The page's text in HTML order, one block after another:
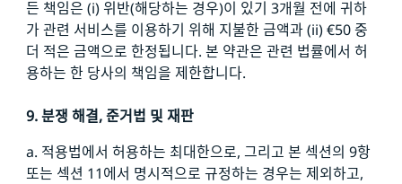
든 책임은 (i) 위반(해당하는 경우)이 있기 3개월 전에 귀하
가 관련 서비스를 이용하기 위해 지불한 금액과 (ii) €50 중
더 적은 금액으로 한정됩니다. 본 약관은 관련 법률에서 허
용하는 한 당사의 책임을 제한합니다.
9. 분쟁 해결, 준거법 및 재판
a. 적용법에서 허용하는 최대한으로, 그리고 본 섹션의 9항
또는 섹션 11에서 명시적으로 규정하는 경우는 제외하고,